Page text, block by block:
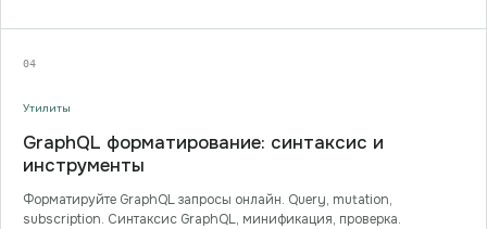
04
Утилиты
GraphQL форматирование: синтаксис и
инструменты
Форматируйте GraphQL запросы онлайн. Query, mutation,
subscription. Синтаксис GraphQL, минификация, проверка.